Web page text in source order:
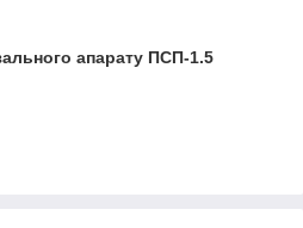
апарату ПСП-1.5